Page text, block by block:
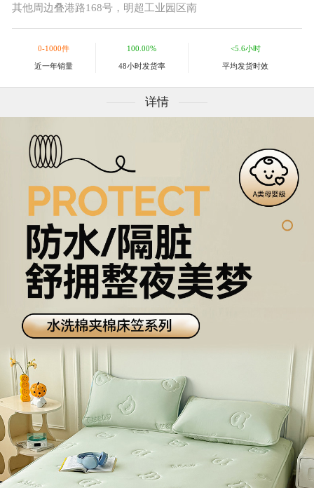
其他周边叠港路168号，明超工业园区南
0-1000件
近一年销量
100.00%
48小时发货率
<5.6小时
平均发货时效
详情